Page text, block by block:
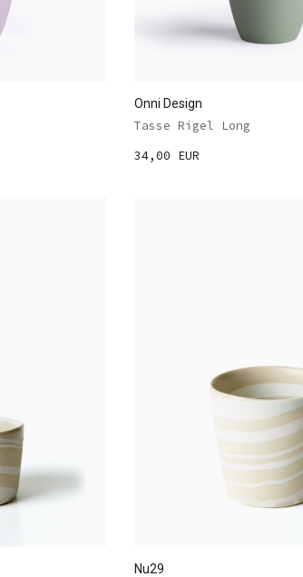
Onni Design
Tasse Rigel Long
34,00 EUR
Nu29